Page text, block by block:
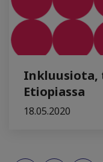
Inkluusiota,
Etiopiassa
18.05.2020